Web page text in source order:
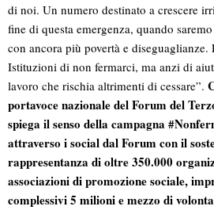
di noi. Un numero destinato a crescere
fine di questa emergenza, quando
con ancora più povertà e
Istituzioni di non fermarci, ma anzi di
lavoro che rischia altrimenti di cessare”.
portavoce nazionale del Forum del
spiega il senso della campagna
attraverso i social dal Forum con il
rappresentanza di oltre 350.000
associazioni di promozione sociale,
complessivi 5 milioni e mezzo di